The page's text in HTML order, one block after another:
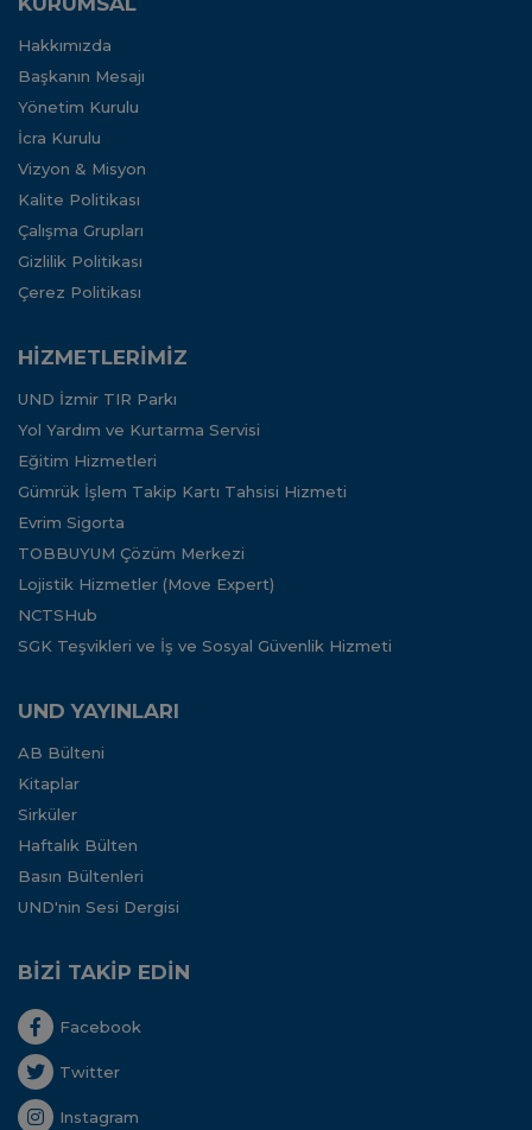
Hakkımızda
Başkanın Mesajı
Yönetim Kurulu
İcra Kurulu
Vizyon & Misyon
Kalite Politikası
Çalışma Grupları
Gizlilik Politikası
Çerez Politikası
HİZMETLERİMİZ
UND İzmir TIR Parkı
Yol Yardım ve Kurtarma Servisi
Eğitim Hizmetleri
Gümrük İşlem Takip Kartı Tahsisi Hizmeti
Evrim Sigorta
TOBBUYUM Çözüm Merkezi
Lojistik Hizmetler (Move Expert)
NCTSHub
SGK Teşvikleri ve İş ve Sosyal Güvenlik Hizmeti
UND YAYINLARI
AB Bülteni
Kitaplar
Sirküler
Haftalık Bülten
Basın Bültenleri
UND'nin Sesi Dergisi
BİZİ TAKİP EDİN
Facebook
Twitter
Instagram